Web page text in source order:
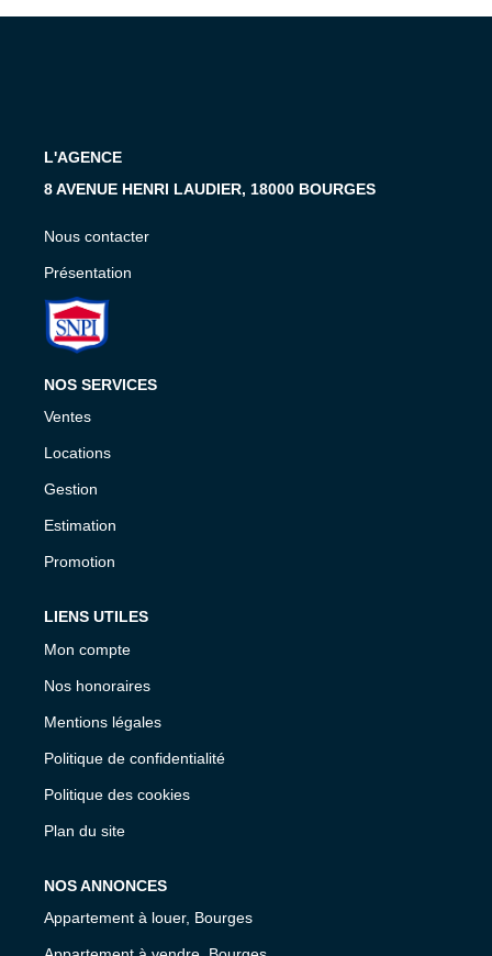
L'AGENCE
8 AVENUE HENRI LAUDIER, 18000 BOURGES
Nous contacter
Présentation
NOS SERVICES
Ventes
Locations
Gestion
Estimation
Promotion
LIENS UTILES
Mon compte
Nos honoraires
Mentions légales
Politique de confidentialité
Politique des cookies
Plan du site
NOS ANNONCES
Appartement à louer, Bourges